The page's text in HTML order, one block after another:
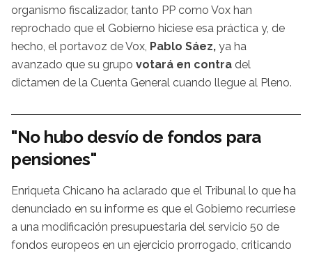
organismo fiscalizador, tanto PP como Vox han
reprochado que el Gobierno hiciese esa práctica y, de
hecho, el portavoz de Vox, Pablo Sáez, ya ha
avanzado que su grupo votará en contra del
dictamen de la Cuenta General cuando llegue al Pleno.
"No hubo desvío de fondos para
pensiones"
Enriqueta Chicano ha aclarado que el Tribunal lo que ha
denunciado en su informe es que el Gobierno recurriese
a una modificación presupuestaria del servicio 50 de
fondos europeos en un ejercicio prorrogado, criticando